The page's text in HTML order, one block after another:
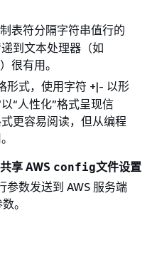
表符分隔字符串值行的
到文本处理器（如
）很有用。
形式，使用字符 +|- 以形
“人性化”格式呈现信
更容易阅读，但从编程
享 AWS config文件设置
参数发送到 AWS 服务端
。